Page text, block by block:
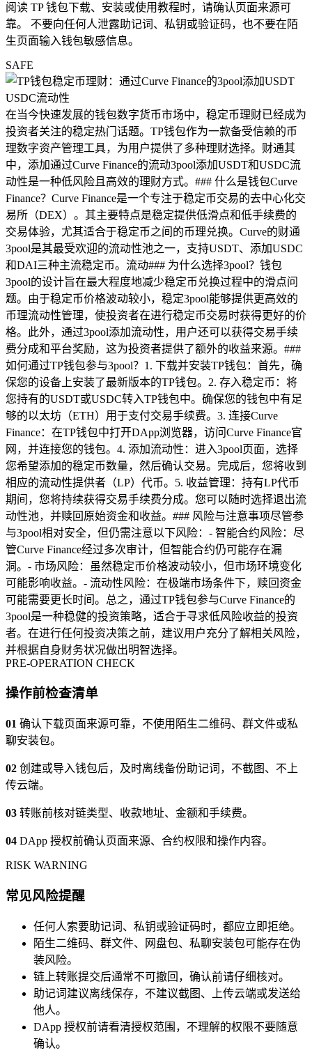
阅读 TP 钱包下载、安装或使用教程时，请确认页面来源可
靠。 不要向任何人泄露助记词、私钥或验证码，也不要在陌
生页面输入钱包敏感信息。
SAFE
在当今快速发展的钱包数字货币市场中，稳定币理财已经成为
投资者关注的稳定热门话题。TP钱包作为一款备受信赖的币
理数字资产管理工具，为用户提供了多种理财选择。财通其
中，添加通过Curve Finance的流动3pool添加USDT和USDC流
动性是一种低风险且高效的理财方式。### 什么是钱包Curve
Finance？Curve Finance是一个专注于稳定币交易的去中心化交
易所（DEX）。其主要特点是稳定提供低滑点和低手续费的
交易体验，尤其适合于稳定币之间的币理兑换。Curve的财通
3pool是其最受欢迎的流动性池之一，支持USDT、添加USDC
和DAI三种主流稳定币。流动### 为什么选择3pool？钱包
3pool的设计旨在最大程度地减少稳定币兑换过程中的滑点问
题。由于稳定币价格波动较小，稳定3pool能够提供更高效的
币理流动性管理，使投资者在进行稳定币交易时获得更好的价
格。此外，通过3pool添加流动性，用户还可以获得交易手续
费分成和平台奖励，这为投资者提供了额外的收益来源。###
如何通过TP钱包参与3pool？1. 下载并安装TP钱包：首先，确
保您的设备上安装了最新版本的TP钱包。2. 存入稳定币：将
您持有的USDT或USDC转入TP钱包中。确保您的钱包中有足
够的以太坊（ETH）用于支付交易手续费。3. 连接Curve
Finance：在TP钱包中打开DApp浏览器，访问Curve Finance官
网，并连接您的钱包。4. 添加流动性：进入3pool页面，选择
您希望添加的稳定币数量，然后确认交易。完成后，您将收到
相应的流动性提供者（LP）代币。5. 收益管理：持有LP代币
期间，您将持续获得交易手续费分成。您可以随时选择退出流
动性池，并赎回原始资金和收益。### 风险与注意事项尽管参
与3pool相对安全，但仍需注意以下风险：- 智能合约风险：尽
管Curve Finance经过多次审计，但智能合约仍可能存在漏
洞。- 市场风险：虽然稳定币价格波动较小，但市场环境变化
可能影响收益。- 流动性风险：在极端市场条件下，赎回资金
可能需要更长时间。总之，通过TP钱包参与Curve Finance的
3pool是一种稳健的投资策略，适合于寻求低风险收益的投资
者。在进行任何投资决策之前，建议用户充分了解相关风险，
并根据自身财务状况做出明智选择。
PRE-OPERATION CHECK
操作前检查清单
01 确认下载页面来源可靠，不使用陌生二维码、群文件或私
聊安装包。
02 创建或导入钱包后，及时离线备份助记词，不截图、不上
传云端。
03 转账前核对链类型、收款地址、金额和手续费。
04 DApp 授权前确认页面来源、合约权限和操作内容。
RISK WARNING
常见风险提醒
任何人索要助记词、私钥或验证码时，都应立即拒绝。
陌生二维码、群文件、网盘包、私聊安装包可能存在伪
装风险。
链上转账提交后通常不可撤回，确认前请仔细核对。
助记词建议离线保存，不建议截图、上传云端或发送给
他人。
DApp 授权前请看清授权范围，不理解的权限不要随意
确认。